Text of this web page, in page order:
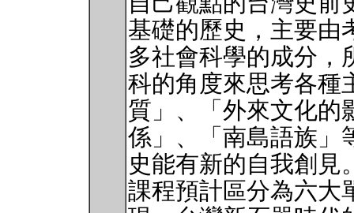
基礎的歷史，主要由
多社會科學的成分，
科的角度來思考各種
質」、「外來文化的
係」、「南島語族」
史能有新的自我創見
課程預計區分為六大